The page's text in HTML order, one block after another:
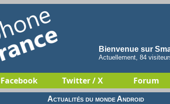
Bienvenue sur
Actuellement, 84
Facebook Twitter / X Forum
Actualités du monde Android